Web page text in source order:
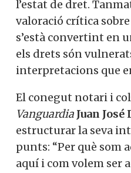
l’estat de dret.
valoració crítica
s’està convertint en
els drets són
interpretacions que
El conegut notari i
Vanguardia Juan
estructurar la seva
punts: “Per què som
aquí i com volem ser